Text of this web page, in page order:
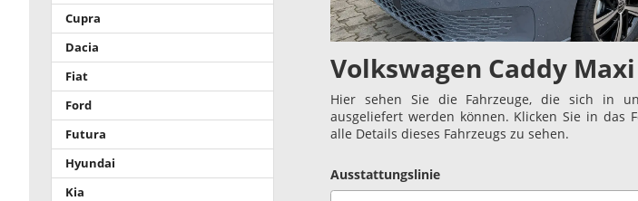
Volkswagen Caddy Maxi
Hier sehen Sie die Fahrzeuge, die sich in
ausgeliefert werden können. Klicken Sie in das
alle Details dieses Fahrzeugs zu sehen.
Ausstattungslinie
Cupra
Dacia
Fiat
Ford
Futura
Hyundai
Kia